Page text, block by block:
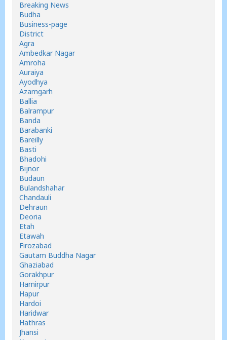
Breaking News
Budha
Business-page
District
Agra
Ambedkar Nagar
Amroha
Auraiya
Ayodhya
Azamgarh
Ballia
Balrampur
Banda
Barabanki
Bareilly
Basti
Bhadohi
Bijnor
Budaun
Bulandshahar
Chandauli
Dehraun
Deoria
Etah
Etawah
Firozabad
Gautam Buddha Nagar
Ghaziabad
Gorakhpur
Hamirpur
Hapur
Hardoi
Haridwar
Hathras
Jhansi